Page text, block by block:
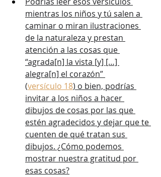
mientras los niños y tú salen a
caminar o miran ilustraciones
de la naturaleza y prestan
atención a las cosas que
“agrada[n] la vista [y] […]
alegra[n] el corazón”
(versículo 18) o bien, podrías
invitar a los niños a hacer
dibujos de cosas por las que
estén agradecidos y dejar que te
cuenten de qué tratan sus
dibujos. ¿Cómo podemos
mostrar nuestra gratitud por
esas cosas?